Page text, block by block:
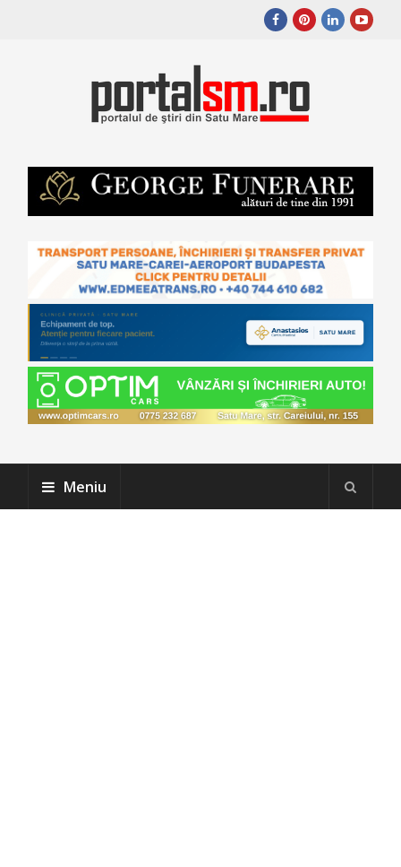
Meniu